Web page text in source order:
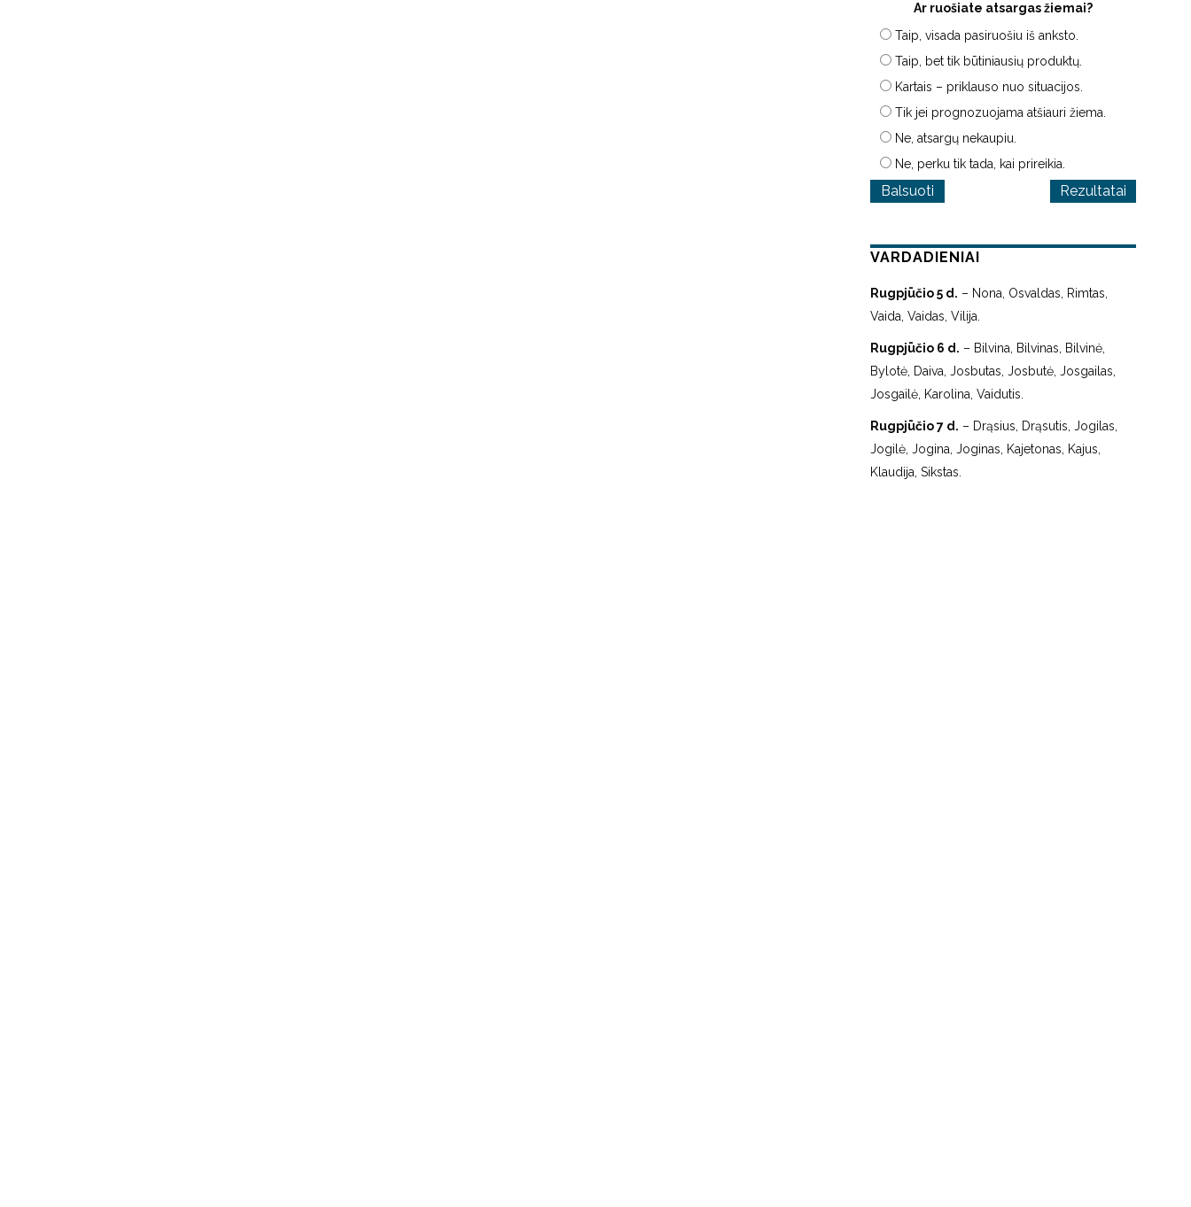
Ar ruošiate atsargas žiemai?
Taip, visada pasiruošiu iš anksto.
Taip, bet tik būtiniausių produktų.
Kartais – priklauso nuo situacijos.
Tik jei prognozuojama atšiauri žiema.
Ne, atsargų nekaupiu.
Ne, perku tik tada, kai prireikia.
Rezultatai
VARDADIENIAI
Rugpjūčio 5 d. – Nona, Osvaldas, Rimtas,
Vaida, Vaidas, Vilija.
Rugpjūčio 6 d. – Bilvina, Bilvinas, Bilvinė,
Bylotė, Daiva, Josbutas, Josbutė, Josgailas,
Josgailė, Karolina, Vaidutis.
Rugpjūčio 7 d. – Drąsius, Drąsutis, Jogilas,
Jogilė, Jogina, Joginas, Kajetonas, Kajus,
Klaudija, Sikstas.